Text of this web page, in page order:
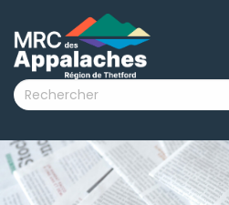
submenu (La MRC )
submenu (Citoyens )
submenu (Visiteurs )
submenu (Nouvelles )